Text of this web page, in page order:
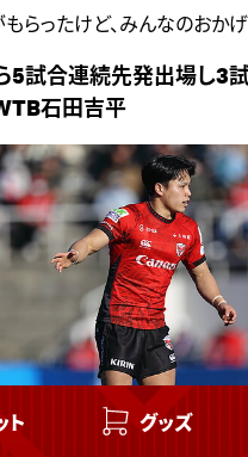
もらったけど、みんなのおかげ
5試合連続先発出場し3
石田吉平
ト グッズ